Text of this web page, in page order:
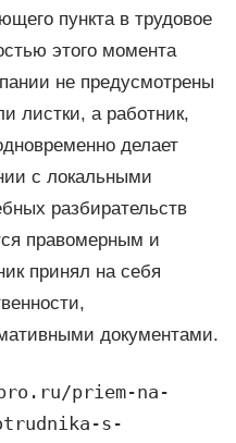
пункта в трудовое
этого момента
не предусмотрены
листки, а работник,
делает
с локальными
разбирательств
правомерным и
принял на себя
документами.
priem-na-
s-